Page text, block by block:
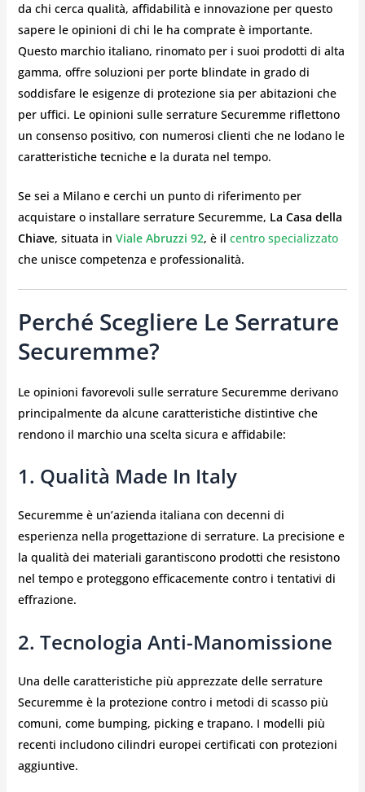
da chi cerca qualità, affidabilità e innovazione per questo
sapere le opinioni di chi le ha comprate è importante.
Questo marchio italiano, rinomato per i suoi prodotti di alta
gamma, offre soluzioni per porte blindate in grado di
soddisfare le esigenze di protezione sia per abitazioni che
per uffici. Le opinioni sulle serrature Securemme riflettono
un consenso positivo, con numerosi clienti che ne lodano le
caratteristiche tecniche e la durata nel tempo.
Se sei a Milano e cerchi un punto di riferimento per
acquistare o installare serrature Securemme, La Casa della
Chiave, situata in Viale Abruzzi 92, è il centro specializzato
che unisce competenza e professionalità.
Perché Scegliere Le Serrature
Securemme?
Le opinioni favorevoli sulle serrature Securemme derivano
principalmente da alcune caratteristiche distintive che
rendono il marchio una scelta sicura e affidabile:
1. Qualità Made In Italy
Securemme è un’azienda italiana con decenni di
esperienza nella progettazione di serrature. La precisione e
la qualità dei materiali garantiscono prodotti che resistono
nel tempo e proteggono efficacemente contro i tentativi di
effrazione.
2. Tecnologia Anti-Manomissione
Una delle caratteristiche più apprezzate delle serrature
Securemme è la protezione contro i metodi di scasso più
comuni, come bumping, picking e trapano. I modelli più
recenti includono cilindri europei certificati con protezioni
aggiuntive.